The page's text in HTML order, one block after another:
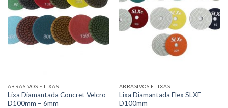
ABRASIVOS E LIXAS
Lixa Diamantada Concret Velcro
D100mm – 6mm
ABRASIVOS E LIXAS
Lixa Diamantada Flex SLXE
D100mm